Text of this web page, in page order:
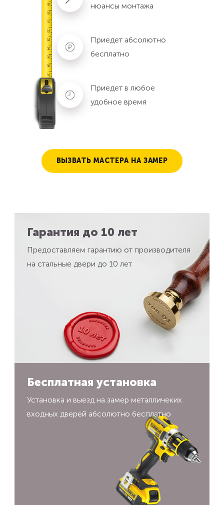
нюансы монтажа
Приедет абсолютно
бесплатно
Приедет в любое
удобное время
ВЫЗВАТЬ МАСТЕРА НА ЗАМЕР
Гарантия до 10 лет
Предоставляем гарантию от производителя
на стальные двери до 10 лет
Бесплатная установка
Установка и выезд на замер металличеких
входных дверей абсолютно бесплатно